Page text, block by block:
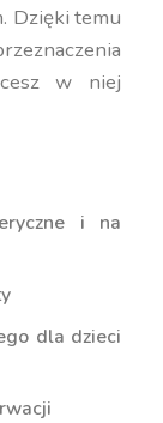
Dzięki temu
w niej
i na
dla dzieci